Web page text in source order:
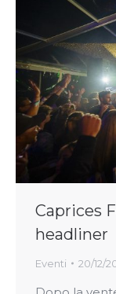
Caprices
headliner
Eventi 20/12/